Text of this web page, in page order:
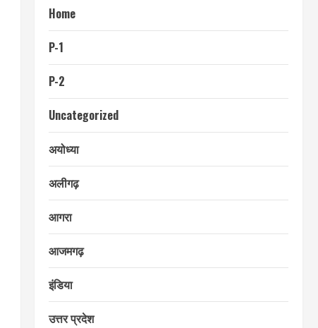
Home
P-1
P-2
Uncategorized
अयोध्या
अलीगढ़
आगरा
आजमगढ़
इंडिया
उत्तर प्रदेश